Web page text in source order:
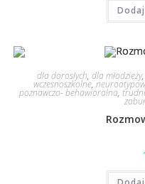
dla dorosłych, dla młodzieży,
wczesnoszkolne,
poznawczo- behawioralna,